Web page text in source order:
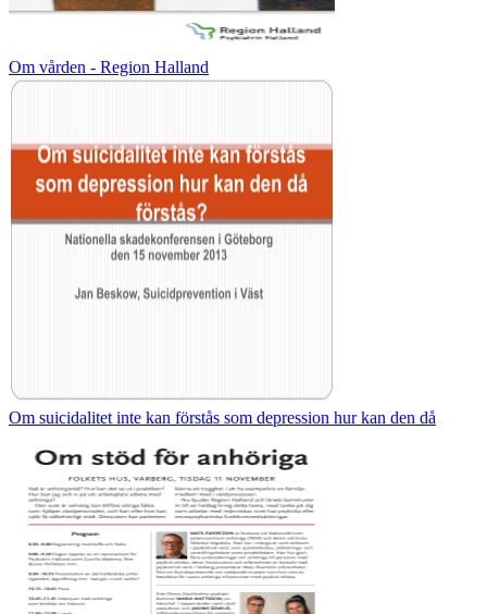
Om vården - Region Halland
Om suicidalitet inte kan förstås som depression hur kan den då